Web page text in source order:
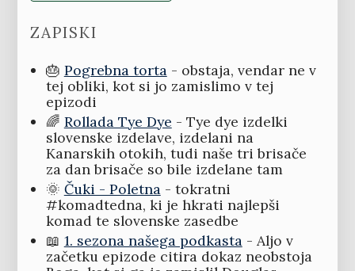
ZAPISKI
🎂 Pogrebna torta- obstaja, vendar ne v
tej obliki, kot si jo zamislimo v tej
epizodi
🌈 Rollada Tye Dye - Tye dye izdelki
slovenske izdelave, izdelani na
Kanarskih otokih, tudi naše tri brisače
za dan brisače so bile izdelane tam
🌞 Čuki - Poletna- tokratni
#komadtedna, ki je hkrati najlepši
komad te slovenske zasedbe
📖 1. sezona našega podkasta- Aljo v
začetku epizode citira dokaz neobstoja